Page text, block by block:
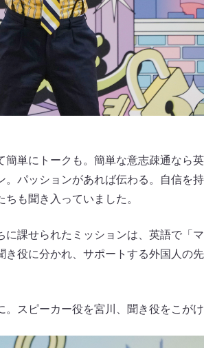
単にトークも。簡単な意志疎通なら
。パッションがあれば伝わる。自信を
も聞き入っていました。
課せられたミッションは、英語で「
役に分かれ、サポートする外国人の
スピーカー役を宮川、聞き役をこがけ